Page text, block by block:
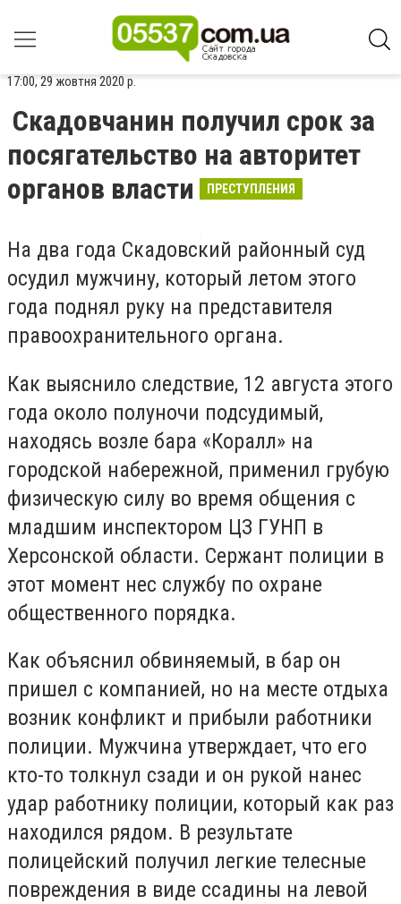
17:00, 29 жовтня 2020 р.
Скадовчанин получил срок за
посягательство на авторитет
органов власти
ПРЕСТУПЛЕНИЯ
На два года Скадовский районный суд
осудил мужчину, который летом этого
года поднял руку на представителя
правоохранительного органа.
Как выяснило следствие, 12 августа этого
года около полуночи подсудимый,
находясь возле бара «Коралл» на
городской набережной, применил грубую
физическую силу во время общения с
младшим инспектором ЦЗ ГУНП в
Херсонской области. Сержант полиции в
этот момент нес службу по охране
общественного порядка.
Как объяснил обвиняемый, в бар он
пришел с компанией, но на месте отдыха
возник конфликт и прибыли работники
полиции. Мужчина утверждает, что его
кто-то толкнул сзади и он рукой нанес
удар работнику полиции, который как раз
находился рядом. В результате
полицейский получил легкие телесные
повреждения в виде ссадины на левой